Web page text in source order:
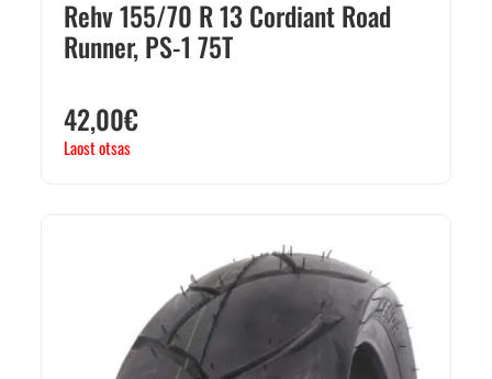
Rehv 155/70 R 13 Cordiant Road
Runner, PS-1 75T
42,00€
Laost otsas